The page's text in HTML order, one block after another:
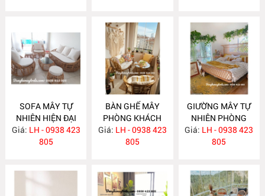
SOFA MÂY TỰ
NHIÊN HIỆN ĐẠI
MA586
Giá: LH - 0938 423
805
BÀN GHẾ MÂY
PHÒNG KHÁCH
NHỎ GỌN MA585
Giá: LH - 0938 423
805
GIƯỜNG MÂY TỰ
NHIÊN PHÒNG
NGỦ MA584
Giá: LH - 0938 423
805